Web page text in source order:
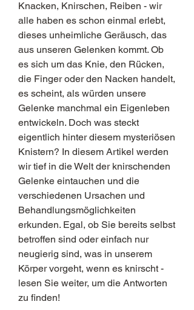
Knacken, Knirschen, Reiben - wir
alle haben es schon einmal erlebt,
dieses unheimliche Geräusch, das
aus unseren Gelenken kommt. Ob
es sich um das Knie, den Rücken,
die Finger oder den Nacken handelt,
es scheint, als würden unsere
Gelenke manchmal ein Eigenleben
entwickeln. Doch was steckt
eigentlich hinter diesem mysteriösen
Knistern? In diesem Artikel werden
wir tief in die Welt der knirschenden
Gelenke eintauchen und die
verschiedenen Ursachen und
Behandlungsmöglichkeiten
erkunden. Egal, ob Sie bereits selbst
betroffen sind oder einfach nur
neugierig sind, was in unserem
Körper vorgeht, wenn es knirscht -
lesen Sie weiter, um die Antworten
zu finden!